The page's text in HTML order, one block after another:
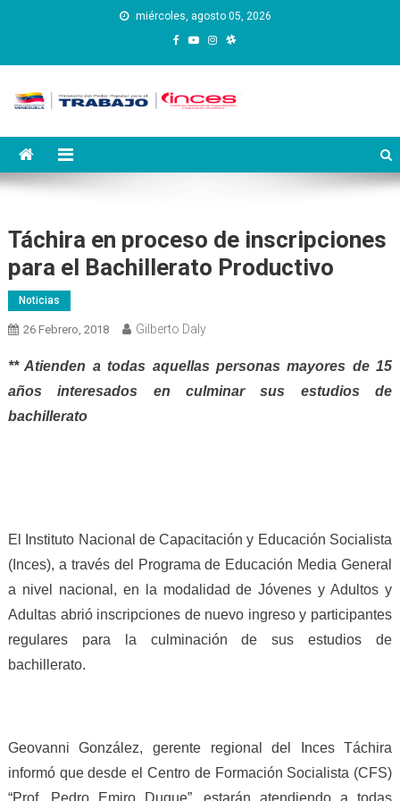
miércoles, agosto 05, 2026
Instituto Nacional de
Capacitación y Educación
Táchira en proceso de inscripciones
para el Bachillerato Productivo
Noticias
26 Febrero, 2018 Gilberto Daly
** Atienden a todas aquellas personas mayores de 15
años interesados en culminar sus estudios de
bachillerato
El Instituto Nacional de Capacitación y Educación Socialista
(Inces), a través del Programa de Educación Media General
a nivel nacional, en la modalidad de Jóvenes y Adultos y
Adultas abrió inscripciones de nuevo ingreso y participantes
regulares para la culminación de sus estudios de
bachillerato.
Geovanni González, gerente regional del Inces Táchira
informó que desde el Centro de Formación Socialista (CFS)
“Prof. Pedro Emiro Duque”, estarán atendiendo a todas